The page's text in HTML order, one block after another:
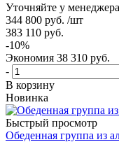
Уточняйте у менеджера
344 800 руб. /шт
383 110 руб.
-10%
Экономия 38 310 руб.
-
В корзину
Новинка
Быстрый просмотр
Обеденная группа